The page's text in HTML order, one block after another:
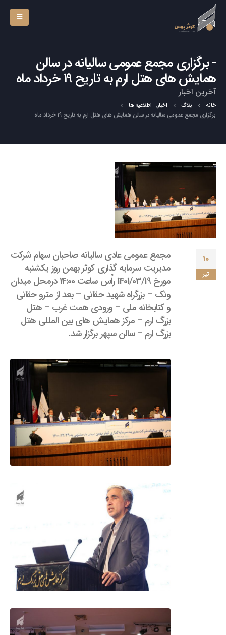
برگزاری مجمع عمومی سالیانه در سالن
همایش های هتل ارم به تاریح ۱۹ خرداد ماه
آخرین اخبار
خانه بلاگ اخبار, اطلاعیه ها
برگزاری مجمع عمومی سالیانه در سالن همایش های هتل ارم به تاریح ۱۹ خرداد ماه
۱۰
تیر
مجمع عمومی عادی سالیانه صاحبان سهام شرکت
مدیریت سرمایه گذاری کوثر بهمن روز یکشنبه
مورخ 1401/03/19 راُس ساعت 14:00 درمحل میدان
ونک – بزرگراه شهید حقانی – بعد از مترو حقانی
و کتابخانه ملی – ورودی همت غرب – هتل
بزرگ ارم – مرکز همایش های بین المللی هتل
بزرگ ارم – سالن سپهر برگزار شد.